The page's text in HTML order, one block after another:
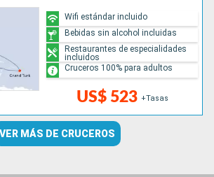
US$ 523 +Tasas
Wifi estándar incluido
Bebidas sin alcohol incluidas
Restaurantes de especialidades
incluidos
Cruceros 100% para adultos
VER MÁS DE CRUCEROS